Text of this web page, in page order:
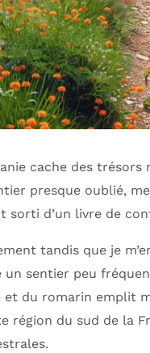
cache des trésors
presque oublié,
sorti d’un livre de
tandis que je
sentier peu
et du romarin emplit
région du sud de la